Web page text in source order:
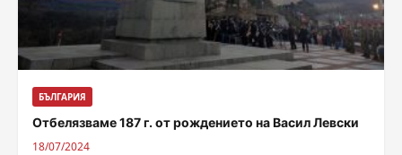
БЪЛГАРИЯ
Отбелязваме 187 г. от рождението на Васил Левски
18/07/2024